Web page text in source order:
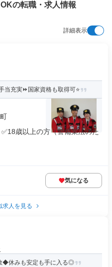
の転職・求人情報
詳細表示
当充実⏩国家資格も取得可⭐
歳以上の方（警備業法のた
気になる
求人を見る
◆休みも安定も手に入る◎